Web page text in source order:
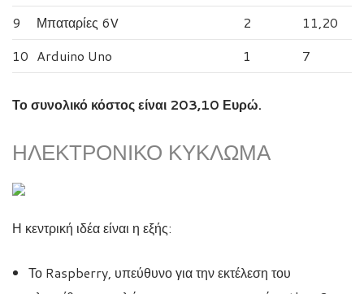
9
Μπαταρίες 6V 2
11,20
10 Arduino Uno 1 7
Το συνολικό κόστος είναι 203,10 Ευρώ.
ΗΛΕΚΤΡΟΝΙΚΌ ΚΎΚΛΩΜΑ
Η κεντρική ιδέα είναι η εξής:
Το Raspberry, υπεύθυνο για την εκτέλεση του